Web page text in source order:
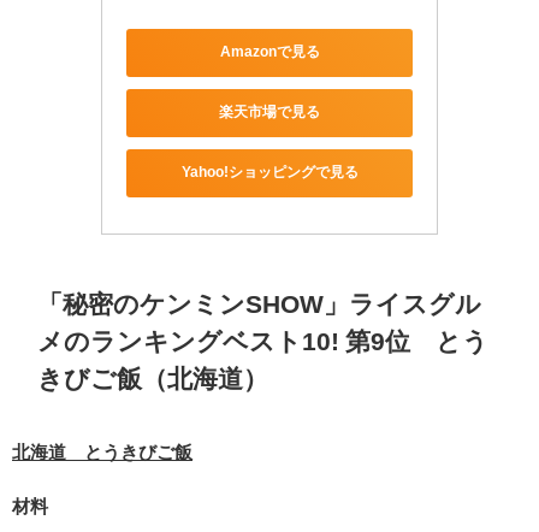
Amazonで見る
楽天市場で見る
Yahoo!ショッピングで見る
「秘密のケンミンSHOW」ライスグル
メのランキングベスト10! 第9位 とう
きびご飯（北海道）
北海道 とうきびご飯
材料